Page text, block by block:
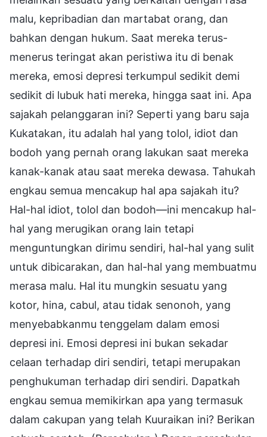
malu, kepribadian dan martabat orang, dan
bahkan dengan hukum. Saat mereka terus-
menerus teringat akan peristiwa itu di benak
mereka, emosi depresi terkumpul sedikit demi
sedikit di lubuk hati mereka, hingga saat ini. Apa
sajakah pelanggaran ini? Seperti yang baru saja
Kukatakan, itu adalah hal yang tolol, idiot dan
bodoh yang pernah orang lakukan saat mereka
kanak-kanak atau saat mereka dewasa. Tahukah
engkau semua mencakup hal apa sajakah itu?
Hal-hal idiot, tolol dan bodoh—ini mencakup hal-
hal yang merugikan orang lain tetapi
menguntungkan dirimu sendiri, hal-hal yang sulit
untuk dibicarakan, dan hal-hal yang membuatmu
merasa malu. Hal itu mungkin sesuatu yang
kotor, hina, cabul, atau tidak senonoh, yang
menyebabkanmu tenggelam dalam emosi
depresi ini. Emosi depresi ini bukan sekadar
celaan terhadap diri sendiri, tetapi merupakan
penghukuman terhadap diri sendiri. Dapatkah
engkau semua memikirkan apa yang termasuk
dalam cakupan yang telah Kuuraikan ini? Berikan